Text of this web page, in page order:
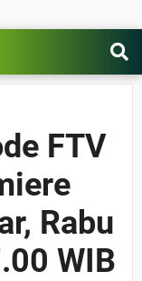
FTV
Rabu
WIB